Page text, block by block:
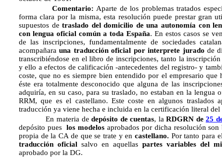
Comentario: Aparte de los problemas tratados
forma clara por la misma, esta resolución puede prestar gran
supuestos detraslado del domicilio de una autonomía con
con lengua oficial común a toda España. En estos casos se
de las inscripciones, fundamentalmente de sociedades
acompañarauna traducción oficial por interprete jurado de
transcribiéndose en el libro de inscripciones, tanto la
y ello a efectos de calificación -antecedentes del registro- y
coste, que no es siempre bien entendido por el empresario que
éste era totalmente desconocido que alguna de las
adquiría, en su caso, para su traslado, no estaban en la lengua
RRM, que es el castellano. Este coste en algunos traslados
traducción ya viene hecha e incluida en la certificación literal
En materia dedepósito de cuentas, laRDGRN de25
depósito pueslos modelos aprobados por dicha resolución son
propia de la CA de que se trate y encastellano. Por tanto para
traducción oficial salvo en aquellaspartes variables del
aprobado por la DG.